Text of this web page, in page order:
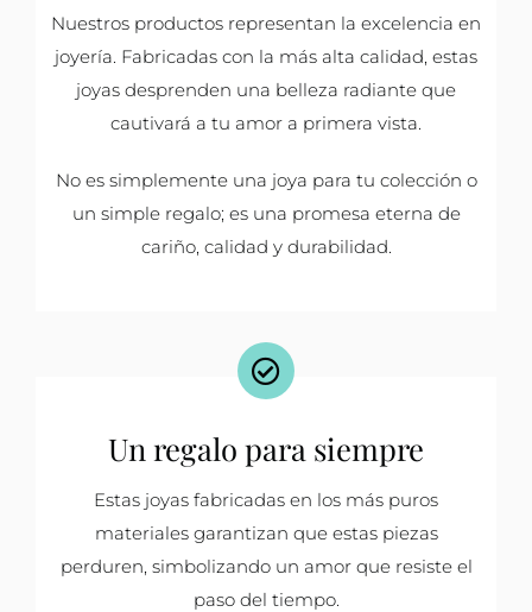
Nuestros productos representan la excelencia en
joyería. Fabricadas con la más alta calidad, estas
joyas desprenden una belleza radiante que
cautivará a tu amor a primera vista.
No es simplemente una joya para tu colección o
un simple regalo; es una promesa eterna de
cariño, calidad y durabilidad.
Un regalo para siempre
Estas joyas fabricadas en los más puros
materiales garantizan que estas piezas
perduren, simbolizando un amor que resiste el
paso del tiempo.